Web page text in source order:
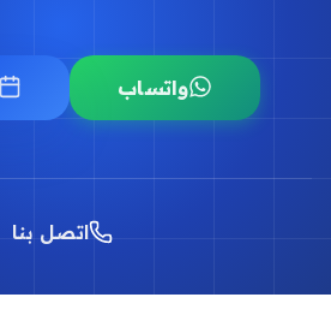
واتساب
اتصل بنا